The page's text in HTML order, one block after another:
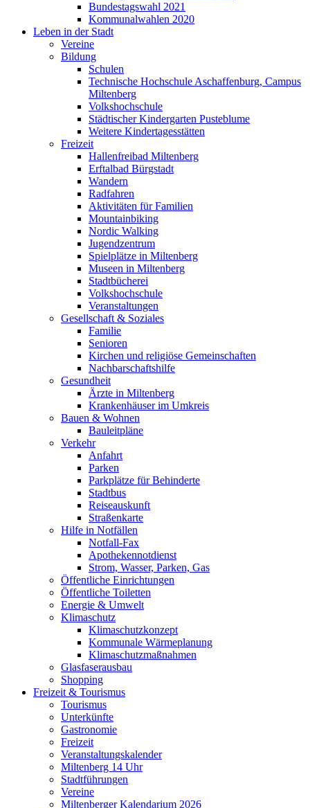
Bundestagswahl 2021
Kommunalwahlen 2020
Leben in der Stadt
Vereine
Bildung
Schulen
Technische Hochschule Aschaffenburg, Campus
Miltenberg
Volkshochschule
Städtischer Kindergarten Pusteblume
Weitere Kindertagesstätten
Freizeit
Hallenfreibad Miltenberg
Erftalbad Bürgstadt
Wandern
Radfahren
Aktivitäten für Familien
Mountainbiking
Nordic Walking
Jugendzentrum
Spielplätze in Miltenberg
Museen in Miltenberg
Stadtbücherei
Volkshochschule
Veranstaltungen
Gesellschaft & Soziales
Familie
Senioren
Kirchen und religiöse Gemeinschaften
Nachbarschaftshilfe
Gesundheit
Ärzte in Miltenberg
Krankenhäuser im Umkreis
Bauen & Wohnen
Bauleitpläne
Verkehr
Anfahrt
Parken
Parkplätze für Behinderte
Stadtbus
Reiseauskunft
Straßenkarte
Hilfe in Notfällen
Notfall-Fax
Apothekennotdienst
Strom, Wasser, Parken, Gas
Öffentliche Einrichtungen
Öffentliche Toiletten
Energie & Umwelt
Klimaschutz
Klimaschutzkonzept
Kommunale Wärmeplanung
Klimaschutzmaßnahmen
Glasfaserausbau
Shopping
Freizeit & Tourismus
Tourismus
Unterkünfte
Gastronomie
Freizeit
Veranstaltungskalender
Miltenberg 14 Uhr
Stadtführungen
Vereine
Miltenberger Kalendarium 2026